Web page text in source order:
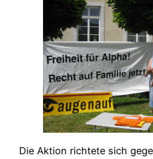
Die Aktion richtete sich